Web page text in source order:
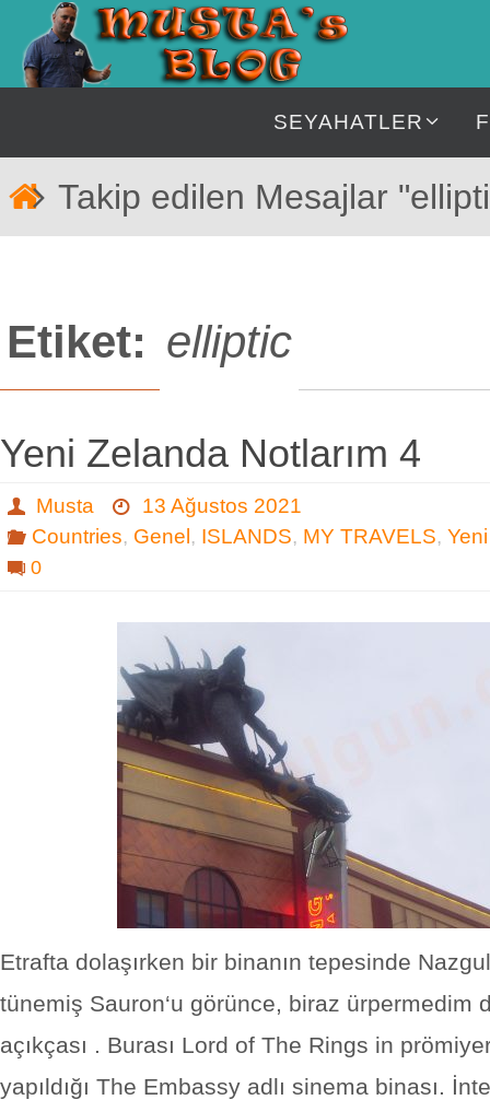
İçeriğe
geç
SEYAHATLER
Takip edilen Mesajlar
Etiket: elliptic
Yeni Zelanda Notlarım 4
Musta
13 Ağustos 2021
Countries, Genel , ISLANDS, MY TRAVELS,
0
Etrafta dolaşırken bir binanın tepesinde
tünemiş Sauron‘u görünce, biraz ürpermedim
açıkçası . Burası Lord of The Rings in
yapıldığı The Embassy adlı sinema binası.